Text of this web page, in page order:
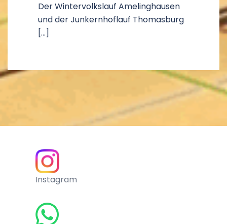
Der Wintervolkslauf Amelinghausen
und der Junkernhoflauf Thomasburg
[…]
Instagram